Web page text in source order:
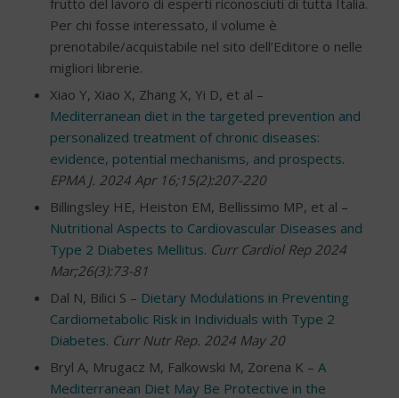
frutto del lavoro di esperti riconosciuti di tutta Italia.
Per chi fosse interessato, il volume è
prenotabile/acquistabile nel sito dell’Editore o nelle
migliori librerie.
Xiao Y, Xiao X, Zhang X, Yi D, et al –
Mediterranean diet in the targeted prevention and
personalized treatment of chronic diseases:
evidence, potential mechanisms, and prospects.
EPMA J. 2024 Apr 16;15(2):207-220
Billingsley HE, Heiston EM, Bellissimo MP, et al –
Nutritional Aspects to Cardiovascular Diseases and
Type 2 Diabetes Mellitus. Curr Cardiol Rep 2024
Mar;26(3):73-81
Dal N, Bilici S – Dietary Modulations in Preventing
Cardiometabolic Risk in Individuals with Type 2
Diabetes. Curr Nutr Rep. 2024 May 20
Bryl A, Mrugacz M, Falkowski M, Zorena K – A
Mediterranean Diet May Be Protective in the